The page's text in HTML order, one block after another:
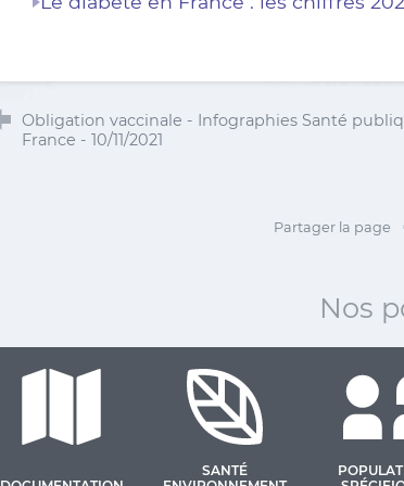
Obligation vaccinale - Infographies Santé
France - 10/11/2021
Partager la page
Nos
SANTÉ